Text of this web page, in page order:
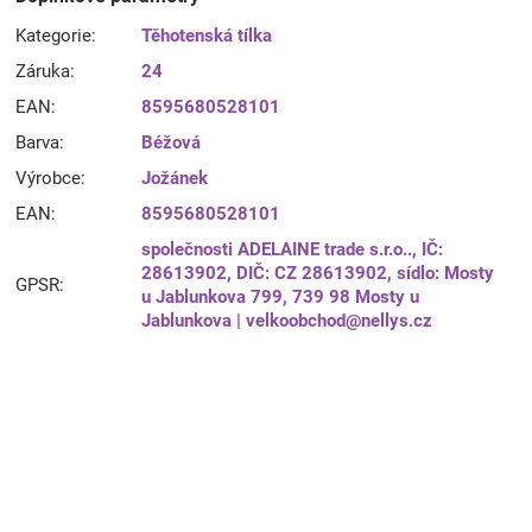
Kategorie:
Těhotenská tílka
Záruka:
24
EAN:
8595680528101
Barva:
Béžová
Výrobce:
Jožánek
EAN: 8595680528101
GPSR:
společnosti ADELAINE trade s.r.o.., IČ:
28613902, DIČ: CZ 28613902, sídlo: Mosty
u Jablunkova 799, 739 98 Mosty u
Jablunkova | velkoobchod@nellys.cz